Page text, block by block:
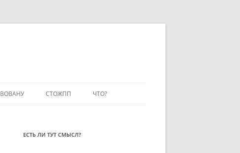
ВОВАНУ СТОЖПП ЧТО?
ЕСТЬ ЛИ ТУТ СМЫСЛ?